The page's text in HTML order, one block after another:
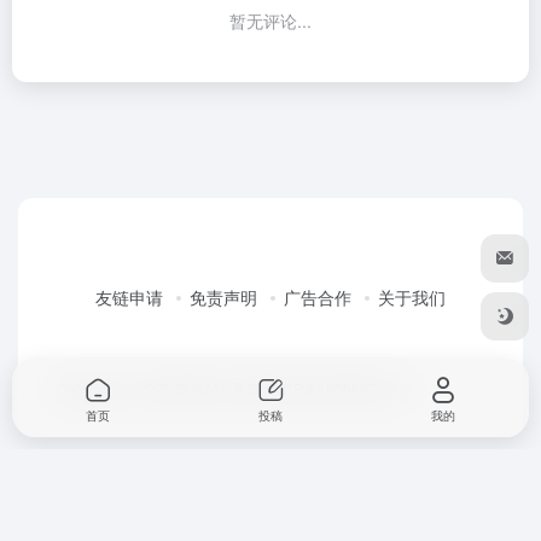
暂无评论...
友链申请 免责声明 广告合作 关于我们
Copyright © 2026 春风AI工具箱粤ICP备18096679号-2
首页 投稿 我的